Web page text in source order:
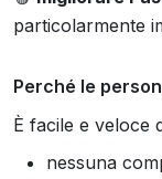
particolarmente
Perché le
È facile e veloce
nessuna